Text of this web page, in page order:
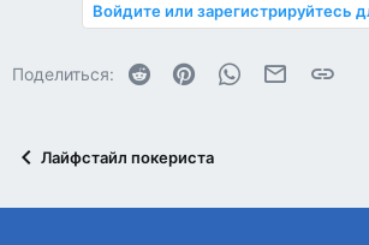
Войдите или зарегистрируйтесь
Поделиться: Reddit PinterestWhatsApp
Лайфстайл покериста